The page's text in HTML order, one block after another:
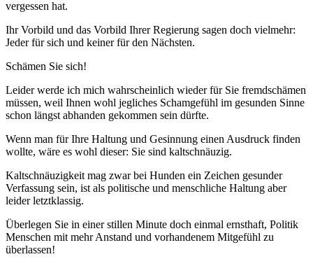
vergessen hat.
Ihr Vorbild und das Vorbild Ihrer Regierung sagen doch vielmehr:
Jeder für sich und keiner für den Nächsten.
Schämen Sie sich!
Leider werde ich mich wahrscheinlich wieder für Sie fremdschämen
müssen, weil Ihnen wohl jegliches Schamgefühl im gesunden Sinne
schon längst abhanden gekommen sein dürfte.
Wenn man für Ihre Haltung und Gesinnung einen Ausdruck finden
wollte, wäre es wohl dieser: Sie sind kaltschnäuzig.
Kaltschnäuzigkeit mag zwar bei Hunden ein Zeichen gesunder
Verfassung sein, ist als politische und menschliche Haltung aber
leider letztklassig.
Überlegen Sie in einer stillen Minute doch einmal ernsthaft, Politik
Menschen mit mehr Anstand und vorhandenem Mitgefühl zu
überlassen!